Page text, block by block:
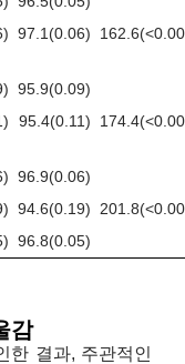
97.1(0.06)
95.9(0.09)
95.4(0.11)
96.9(0.06)
94.6(0.19)
96.8(0.05)
감
한 결과, 주관적인